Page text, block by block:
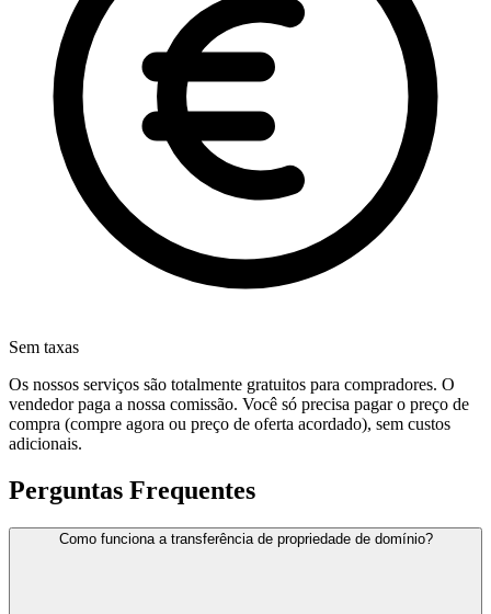
Sem taxas
Os nossos serviços são totalmente gratuitos para compradores. O
vendedor paga a nossa comissão. Você só precisa pagar o preço de
compra (compre agora ou preço de oferta acordado), sem custos
adicionais.
Perguntas Frequentes
Como funciona a transferência de propriedade de domínio?